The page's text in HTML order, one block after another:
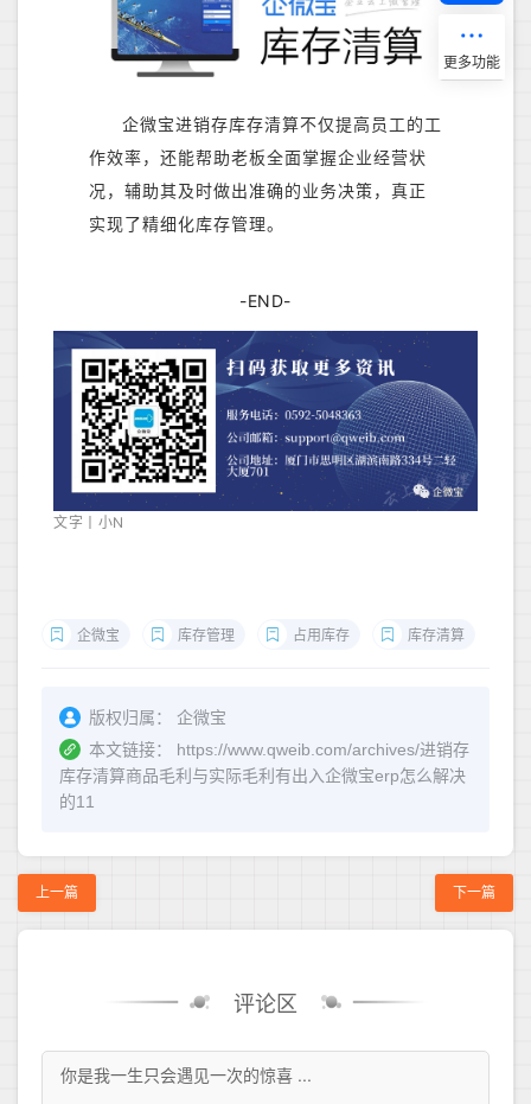
企微宝进销存库存清算不仅提高员工的工
作效率，还能帮助老板全面掌握企业经营状
况，辅助其及时做出准确的业务决策，真正
实现了精细化库存管理。
-END-
文字丨小N
企微宝 库存管理 占用库存 库存清算
版权归属：
企微宝
本文链接：
https://www.qweib.com/archives/进销存
库存清算商品毛利与实际毛利有出入企微宝erp怎么解决
的11
上一篇 下一篇
评论区